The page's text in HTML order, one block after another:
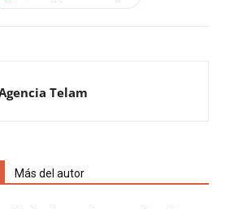
Telam
Más del autor